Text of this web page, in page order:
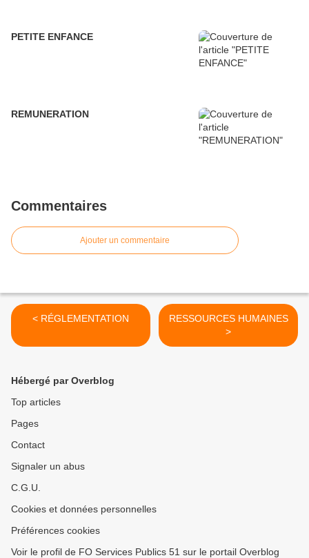
PETITE ENFANCE
REMUNERATION
Commentaires
Ajouter un commentaire
< RÉGLEMENTATION
RESSOURCES HUMAINES
>
Hébergé par Overblog
Top articles
Pages
Contact
Signaler un abus
C.G.U.
Cookies et données personnelles
Préférences cookies
Voir le profil de FO Services Publics 51 sur le portail Overblog